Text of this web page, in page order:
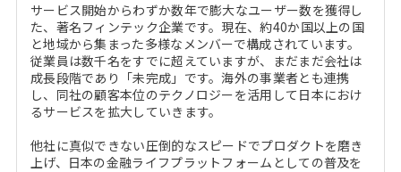
サービス開始からわずか数年で膨大なユーザー数を獲得し
た、著名フィンテック企業です。現在、約40か国以上の国
と地域から集まった多様なメンバーで構成されています。
従業員は数千名をすでに超えていますが、まだまだ会社は
成長段階であり「未完成」です。海外の事業者とも連携
し、同社の顧客本位のテクノロジーを活用して日本におけ
るサービスを拡大していきます。
他社に真似できない圧倒的なスピードでプロダクトを磨き
上げ、日本の金融ライフプラットフォームとしての普及を